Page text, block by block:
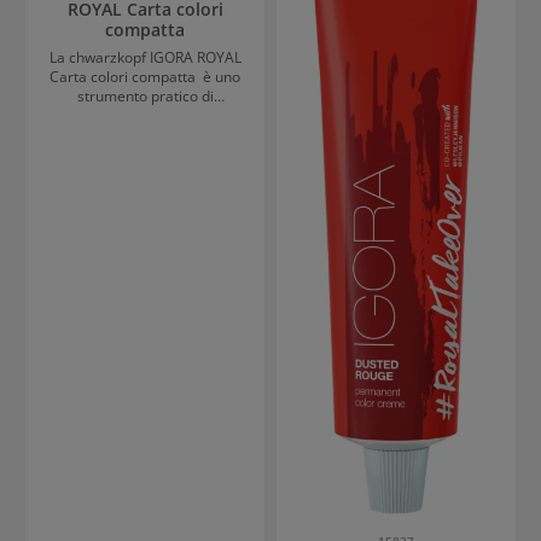
massime
disponibile in un packaging
sostenibile. Consigli per
l'applicazione di Schwarzkopf
Igora Royal Cool Rapporto di
miscelazione 1:1 Tempo di
posa 30-45 minuti Miscelabile
con Igora Royal Oil Developer
3%, 6% o 9% Risultati con
Schwarzkopf Igora Royal Cool
Tonalità moderne e fredde
Elevata intensità di colore
Perfetto equilibrio di colore
anche su capelli porosi Fino al
100% di copertura dei capelli
bianchi Durata massima del
mèches
ROYAL Carta colori
compatta
La chwarzkopf IGORA ROYAL
Carta colori compatta è uno
strumento pratico di